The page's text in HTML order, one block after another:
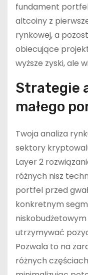
fundament
altcoiny z
rynkowej, a
obiecujące
wyższe zyski, ale
Strategie
małego
Twoja analiza
sektory
Layer 2
różnych nisz
portfel przed
konkretnym
utrzymywać
Pozwala to na
różnych